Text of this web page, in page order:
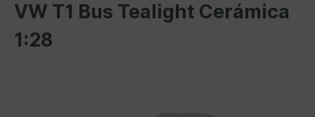
VW T1 Bus Tealight Cerámica
1:28